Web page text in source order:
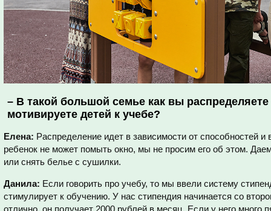
– В такой большой семье как вы
мотивируете детей к учебе?
Елена: Распределение идет в зависимости от способностей
ребенок не может помыть окно, мы не просим его об этом.
или снять белье с сушилки.
Данила: Если говорить про учебу, то мы ввели систему
стимулирует к обучению. У нас стипендия начинается со